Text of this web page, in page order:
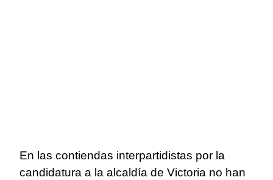
En las contiendas interpartidistas por la
candidatura a la alcaldía de Victoria no han